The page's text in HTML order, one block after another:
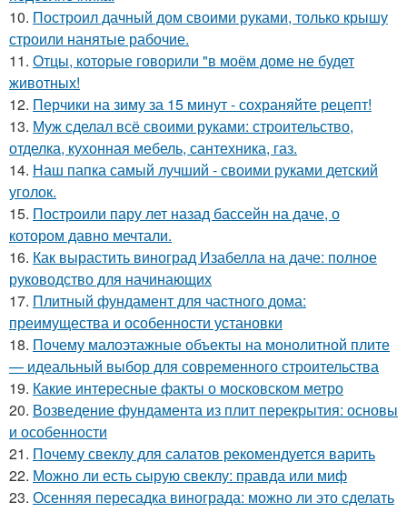
10. Построил дачный дом своими руками, только крышу
строили нанятые рабочие.
11. Отцы, которые говорили "в моём доме не будет
животных!
12. Перчики на зиму за 15 минут - сохраняйте рецепт!
13. Муж сделал всё своими руками: строительство,
отделка, кухонная мебель, сантехника, газ.
14. Наш папка самый лучший - своими руками детский
уголок.
15. Построили пару лет назад бассейн на даче, о
котором давно мечтали.
16. Как вырастить виноград Изабелла на даче: полное
руководство для начинающих
17. Плитный фундамент для частного дома:
преимущества и особенности установки
18. Почему малоэтажные объекты на монолитной плите
— идеальный выбор для современного строительства
19. Какие интересные факты о московском метро
20. Возведение фундамента из плит перекрытия: основы
и особенности
21. Почему свеклу для салатов рекомендуется варить
22. Можно ли есть сырую свеклу: правда или миф
23. Осенняя пересадка винограда: можно ли это сделать